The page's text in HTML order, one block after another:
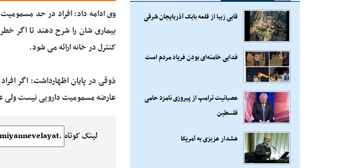
قابی زیبا از قلعه بابک آذربایجان شرقی
فدایی خامنه‌ای بودن فریاد مردم است
عصبانیت ترامپ از پیروزی نامزد حامی
فلسطین
هشدار عزیزی به آمریکا
بیماری شان را شرح دهند تا اگر
کنترل در خانه ارائه می شود.
ذوقی در پایان اظهارداشت: اگر
عارضه مسمومیت دارویی نیست
لینک کوتاه